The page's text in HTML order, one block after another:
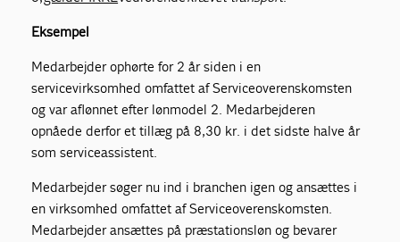
Eksempel
Medarbejder ophørte for 2 år siden i en
servicevirksomhed omfattet af Serviceoverenskomsten
og var aflønnet efter lønmodel 2. Medarbejderen
opnåede derfor et tillæg på 8,30 kr. i det sidste halve år
som serviceassistent.
Medarbejder søger nu ind i branchen igen og ansættes i
en virksomhed omfattet af Serviceoverenskomsten.
Medarbejder ansættes på præstationsløn og bevarer